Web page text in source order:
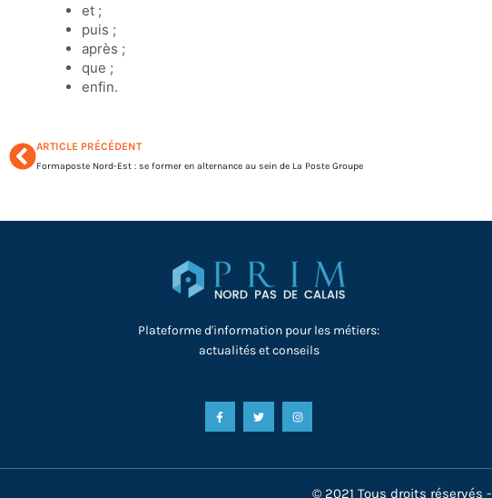
et ;
puis ;
après ;
que ;
enfin.
ARTICLE PRÉCÉDENT
Formaposte Nord-Est : se former en alternance au sein de La Poste Groupe
Plateforme d'information pour les métiers:
actualités et conseils
© 2021 Tous droits réservés -